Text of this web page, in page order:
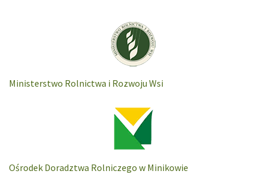
Ministerstwo Rolnictwa i Rozwoju Wsi
Ośrodek Doradztwa Rolniczego w Minikowie